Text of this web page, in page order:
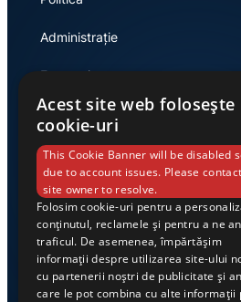
Administrație
Economie
Link-uri utile
Despre noi
Casa de editură Exclusiv
Acest site web folosește
cookie-uri
This Cookie Banner will be disabled
due to account issues. Please
site owner to resolve.
Folosim cookie-uri pentru a
conținutul, reclamele și pentru a ne
traficul. De asemenea, împărtășim
informații despre utilizarea site-ului
cu partenerii noștri de publicitate și
care le pot combina cu alte informații